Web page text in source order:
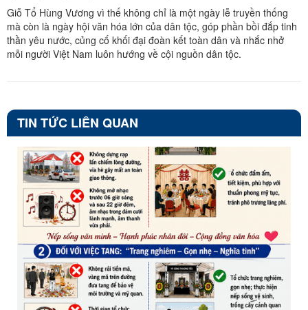
Giỗ Tổ Hùng Vương vì thế không chỉ là một ngày lễ truyền thống
mà còn là ngày hội văn hóa lớn của dân tộc, góp phần bồi đắp tinh
thần yêu nước, củng cố khối đại đoàn kết toàn dân và nhắc nhở
mỗi người Việt Nam luôn hướng về cội nguồn dân tộc.
TIN TỨC LIÊN QUAN